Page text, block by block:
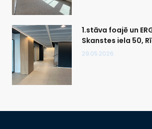
1.stāva foajē un
Skanstes iela 50,
29.05.2026.